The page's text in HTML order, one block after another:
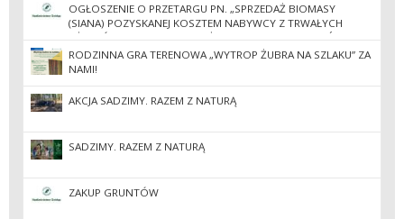
OGŁOSZENIE O PRZETARGU PN. „SPRZEDAŻ BIOMASY
(SIANA) POZYSKANEJ KOSZTEM NABYWCY Z TRWAŁYCH
UŻYTKÓW ZIELONYCH NALEŻĄCYCH DO SKARBU PAŃSTWA
W ZARZĄDZIE PGL LP NADLEŚNICTWA GOŁDAP”
RODZINNA GRA TERENOWA „WYTROP ŻUBRA NA SZLAKU” ZA
NAMI!
AKCJA SADZIMY. RAZEM Z NATURĄ
SADZIMY. RAZEM Z NATURĄ
ZAKUP GRUNTÓW